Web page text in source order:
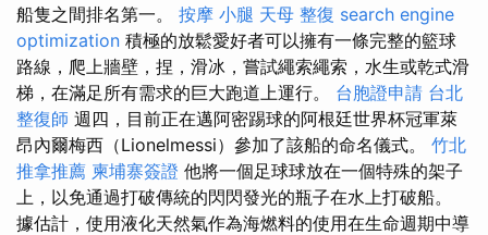
船隻之間排名第一。 按摩 小腿 天母 整復 search engine
optimization 積極的放鬆愛好者可以擁有一條完整的籃球
路線，爬上牆壁，捏，滑冰，嘗試繩索繩索，水生或乾式滑
梯，在滿足所有需求的巨大跑道上運行。 台胞證申請 台北
整復師 週四，目前正在邁阿密踢球的阿根廷世界杯冠軍萊
昂內爾梅西（Lionelmessi）參加了該船的命名儀式。 竹北
推拿推薦 柬埔寨簽證 他將一個足球球放在一個特殊的架子
上，以免通過打破傳統的閃閃發光的瓶子在水上打破船。
據估計，使用液化天然氣作為海燃料的使用在生命週期中導